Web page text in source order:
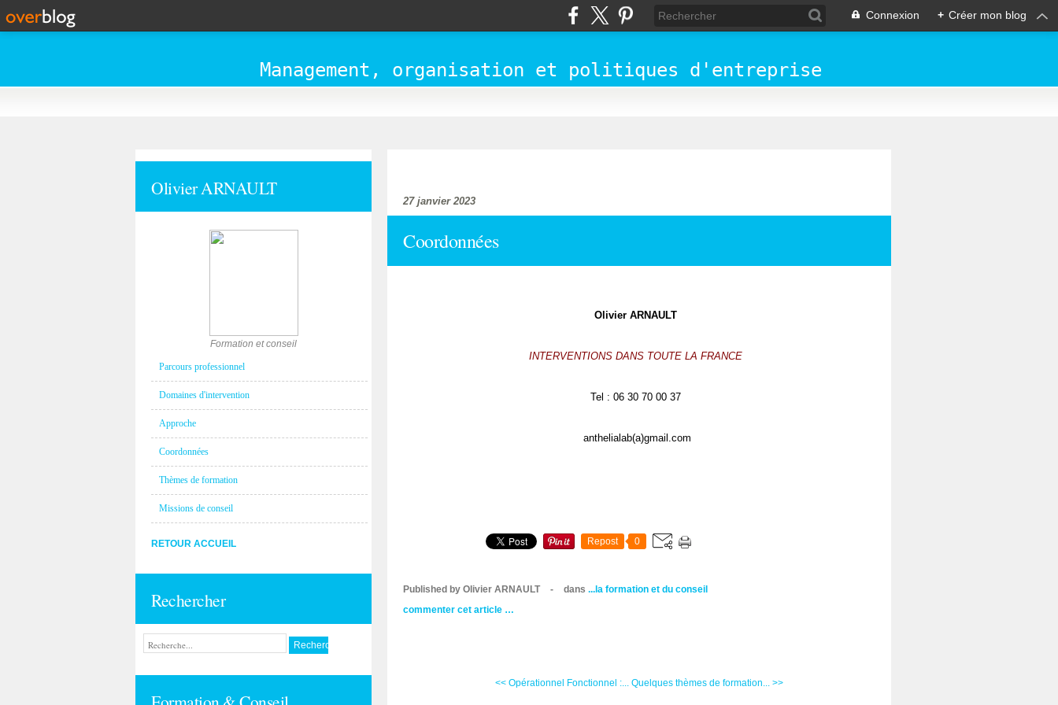
Connexion + Créer mon blog
Management, organisation et politiques d'entreprise
Olivier ARNAULT
Formation et conseil
Parcours professionnel
Domaines d'intervention
Approche
Coordonnées
Thèmes de formation
Missions de conseil
RETOUR ACCUEIL
Rechercher
27 janvier 2023
Coordonnées
Olivier ARNAULT
INTERVENTIONS DANS TOUTE LA FRANCE
Tel : 06 30 70 00 37
anthelialab(a)gmail.com
Repost 0
Published by Olivier ARNAULT - dans ...la formation et du conseil
commenter cet article …
<< Opérationnel Fonctionnel :... Quelques thèmes de formation... >>